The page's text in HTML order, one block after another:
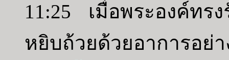
11:25 เมื่อพระองค์ทร
หยิบถ้วยด้วยอาการอ